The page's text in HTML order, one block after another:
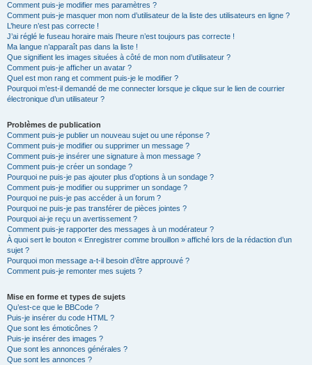
Comment puis-je modifier mes paramètres ?
Comment puis-je masquer mon nom d’utilisateur de la liste des utilisateurs en ligne ?
L’heure n’est pas correcte !
J’ai réglé le fuseau horaire mais l’heure n’est toujours pas correcte !
Ma langue n’apparaît pas dans la liste !
Que signifient les images situées à côté de mon nom d’utilisateur ?
Comment puis-je afficher un avatar ?
Quel est mon rang et comment puis-je le modifier ?
Pourquoi m’est-il demandé de me connecter lorsque je clique sur le lien de courrier
électronique d’un utilisateur ?
Problèmes de publication
Comment puis-je publier un nouveau sujet ou une réponse ?
Comment puis-je modifier ou supprimer un message ?
Comment puis-je insérer une signature à mon message ?
Comment puis-je créer un sondage ?
Pourquoi ne puis-je pas ajouter plus d’options à un sondage ?
Comment puis-je modifier ou supprimer un sondage ?
Pourquoi ne puis-je pas accéder à un forum ?
Pourquoi ne puis-je pas transférer de pièces jointes ?
Pourquoi ai-je reçu un avertissement ?
Comment puis-je rapporter des messages à un modérateur ?
À quoi sert le bouton « Enregistrer comme brouillon » affiché lors de la rédaction d’un
sujet ?
Pourquoi mon message a-t-il besoin d’être approuvé ?
Comment puis-je remonter mes sujets ?
Mise en forme et types de sujets
Qu’est-ce que le BBCode ?
Puis-je insérer du code HTML ?
Que sont les émoticônes ?
Puis-je insérer des images ?
Que sont les annonces générales ?
Que sont les annonces ?